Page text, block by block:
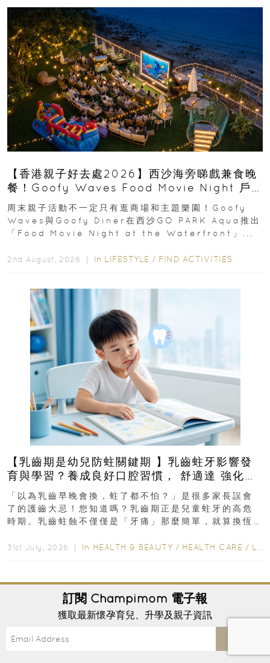
【香港親子好去處2026】西沙海旁睇戲兼食晚
餐！Goofy Waves Food Movie Night 戶
外影院逢週末登場
周末親子活動不一定只有逛商場和主題樂園！Goofy
Waves與Goofy Diner在西沙GO PARK Aqua推出
「Food Movie Night at the Waterfront」...
2nd August, 2026 ｜ In LIFESTYLE / FIND ACTIVITIES
【乳齒期是幼兒防蛀關鍵期 】乳齒蛀牙影響發
育與學習？養成良好口腔習慣， 舒適達 強化琺
瑯質 兒童牙膏防護指南
「以為乳齒早晚會換，蛀了都不怕？」是很多家長誤會
了的護齒大忌！您知道嗎？乳齒期正是兒童蛀牙的高危
時期。乳齒蛀蝕不僅僅是「牙痛」那麼簡單，就算換恆
31st July, 2026 ｜ In HEALTH & BEAUTY / HEALTH CARE / LIFESTYLE
訂閱 Champimom 電子報
獲取最新懷孕育兒、升學及親子資訊